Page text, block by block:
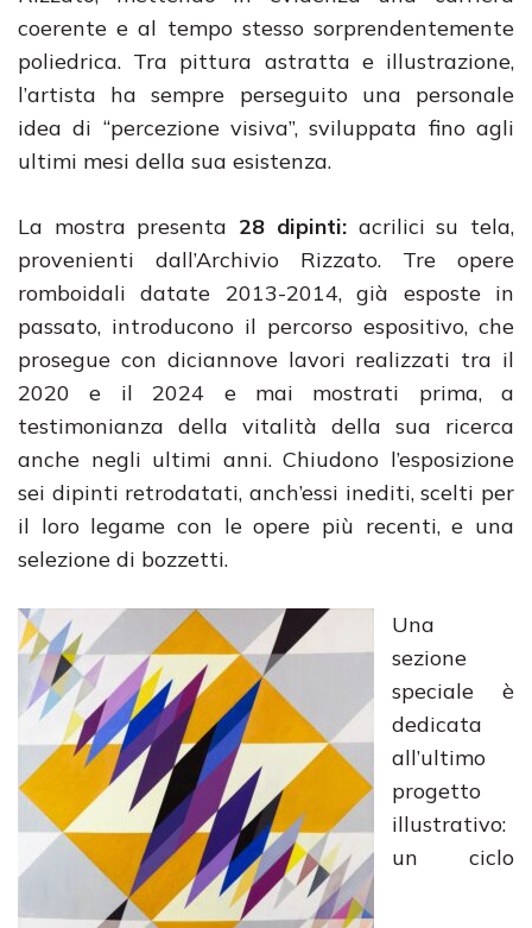
coerente e al tempo stesso sorprendentemente
poliedrica. Tra pittura astratta e illustrazione,
l’artista ha sempre perseguito una personale
idea di “percezione visiva”, sviluppata fino agli
ultimi mesi della sua esistenza.
La mostra presenta 28 dipinti:acrilici su tela,
provenienti dall’Archivio Rizzato. Tre opere
romboidali datate 2013-2014, già esposte in
passato, introducono il percorso espositivo, che
prosegue con diciannove lavori realizzati tra il
2020 e il 2024 e mai mostrati prima, a
testimonianza della vitalità della sua ricerca
anche negli ultimi anni. Chiudono l’esposizione
sei dipinti retrodatati, anch’essi inediti, scelti per
il loro legame con le opere più recenti, e una
selezione di bozzetti.
Una
sezione
speciale è
dedicata
all’ultimo
progetto
illustrativo:
un ciclo